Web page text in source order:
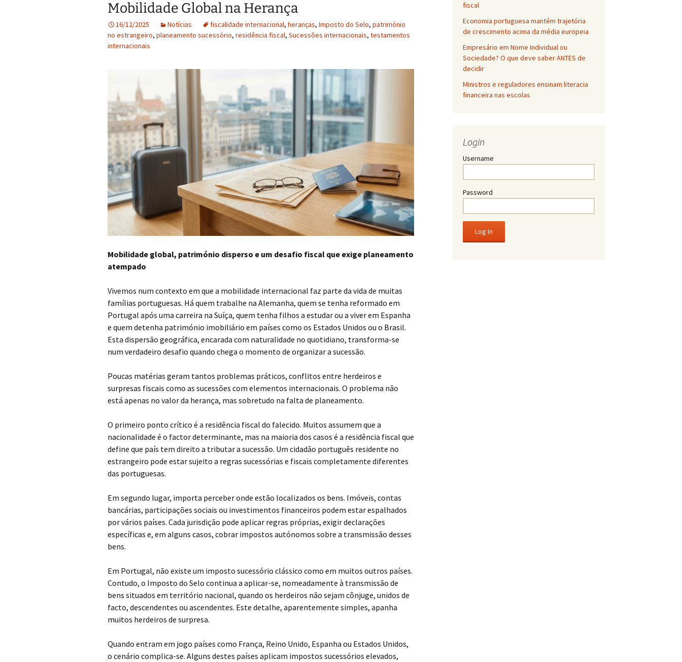
Mobilidade Global na Herança
16/12/2025 Notícias fiscalidade internacional, heranças, Imposto do Selo, património
no estrangeiro, planeamento sucessório, residência fiscal, Sucessões internacionais, testamentos
internacionais
Mobilidade global, património disperso e um desafio fiscal que exige planeamento
atempado
Vivemos num contexto em que a mobilidade internacional faz parte da vida de muitas
famílias portuguesas. Há quem trabalhe na Alemanha, quem se tenha reformado em
Portugal após uma carreira na Suíça, quem tenha filhos a estudar ou a viver em Espanha
e quem detenha património imobiliário em países como os Estados Unidos ou o Brasil.
Esta dispersão geográfica, encarada com naturalidade no quotidiano, transforma-se
num verdadeiro desafio quando chega o momento de organizar a sucessão.
Poucas matérias geram tantos problemas práticos, conflitos entre herdeiros e
surpresas fiscais como as sucessões com elementos internacionais. O problema não
está apenas no valor da herança, mas sobretudo na falta de planeamento.
O primeiro ponto crítico é a residência fiscal do falecido. Muitos assumem que a
nacionalidade é o factor determinante, mas na maioria dos casos é a residência fiscal que
define que país tem direito a tributar a sucessão. Um cidadão português residente no
estrangeiro pode estar sujeito a regras sucessórias e fiscais completamente diferentes
das portuguesas.
Em segundo lugar, importa perceber onde estão localizados os bens. Imóveis, contas
bancárias, participações sociais ou investimentos financeiros podem estar espalhados
por vários países. Cada jurisdição pode aplicar regras próprias, exigir declarações
específicas e, em alguns casos, cobrar impostos autónomos sobre a transmissão desses
bens.
Em Portugal, não existe um imposto sucessório clássico como em muitos outros países.
Contudo, o Imposto do Selo continua a aplicar-se, nomeadamente à transmissão de
bens situados em território nacional, quando os herdeiros não sejam cônjuge, unidos de
facto, descendentes ou ascendentes. Este detalhe, aparentemente simples, apanha
muitos herdeiros de surpresa.
Quando entram em jogo países como França, Reino Unido, Espanha ou Estados Unidos,
o cenário complica-se. Alguns destes países aplicam impostos sucessórios elevados,
fiscal
Economia portuguesa mantém trajetória
de crescimento acima da média europeia
Empresário em Nome Individual ou
Sociedade? O que deve saber ANTES de
decidir
Ministros e reguladores ensinam literacia
financeira nas escolas
Login
Username
Password